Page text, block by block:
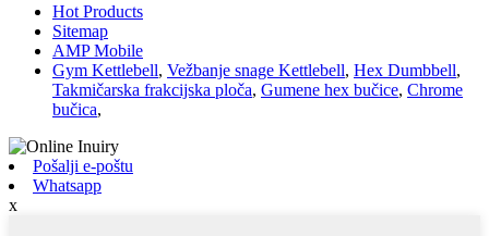
Hot Products
Sitemap
AMP Mobile
Gym Kettlebell, Vežbanje snage Kettlebell, Hex Dumbbell,
Takmičarska frakcijska ploča, Gumene hex bučice, Chrome
bučica,
Pošalji e-poštu
Whatsapp
x